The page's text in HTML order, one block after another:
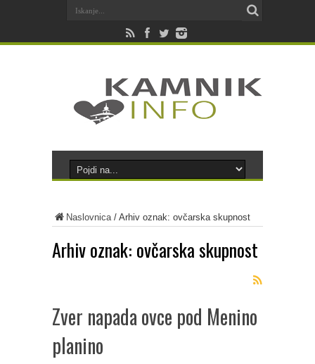
Naslovnica/ Arhiv oznak: ovčarska skupnost
Arhiv oznak: ovčarska skupnost
Zver napada ovce pod Menino
planino